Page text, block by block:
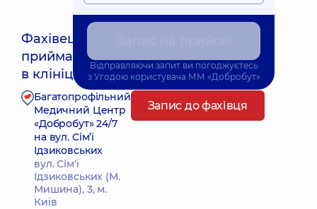
Фахівець
приймає
в клініці
Багатопрофільний
Медичний Центр
«Добробут» 24/7
на вул. Сім’ї
Ідзиковських
вул. Сім'ї
Ідзиковських (М.
Мишина), 3, м.
Київ
Запис до фахівця
Відправляючи запит ви погоджуєтесь
з Угодою користувача ММ «Добробут»